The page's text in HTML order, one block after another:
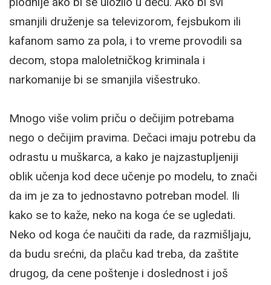
smanjili druženje sa televizorom, fejsbukom ili
kafanom samo za pola, i to vreme provodili sa
decom, stopa maloletničkog kriminala i
narkomanije bi se smanjila višestruko.
Mnogo više volim priču o dečijim potrebama
nego o dečijim pravima. Dečaci imaju potrebu da
odrastu u muškarca, a kako je najzastupljeniji
oblik učenja kod dece učenje po modelu, to znači
da im je za to jednostavno potreban model. Ili
kako se to kaže, neko na koga će se ugledati.
Neko od koga će naučiti da rade, da razmišljaju,
da budu srećni, da plaču kad treba, da zaštite
drugog, da cene poštenje i doslednost i još